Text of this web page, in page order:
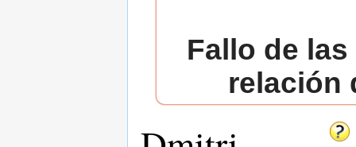
Fallo de
relación